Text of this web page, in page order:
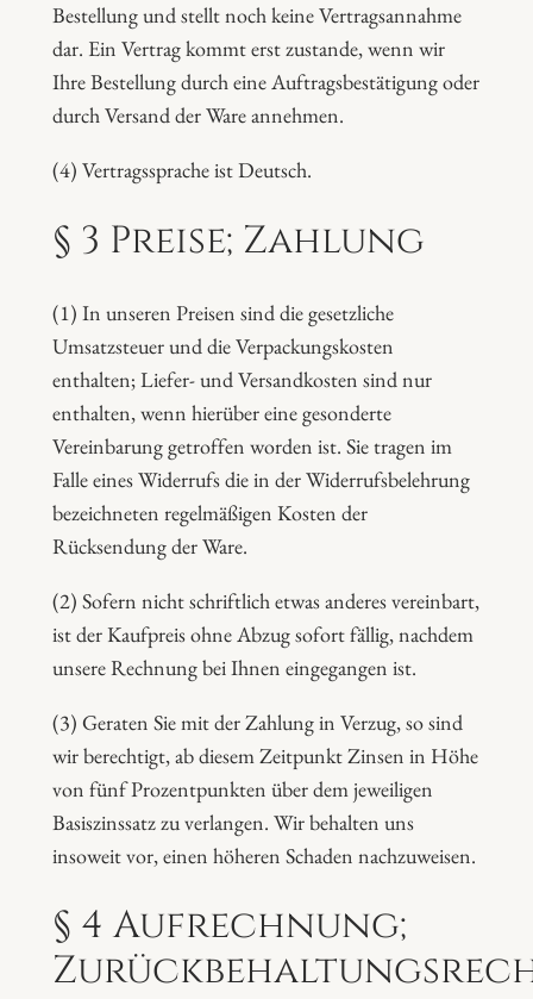
Bestellung und stellt noch keine Vertragsannahme
dar. Ein Vertrag kommt erst zustande, wenn wir
Ihre Bestellung durch eine Auftragsbestätigung oder
durch Versand der Ware annehmen.
(4) Vertragssprache ist Deutsch.
§ 3 Preise; Zahlung
(1) In unseren Preisen sind die gesetzliche
Umsatzsteuer und die Verpackungskosten
enthalten; Liefer- und Versandkosten sind nur
enthalten, wenn hierüber eine gesonderte
Vereinbarung getroffen worden ist. Sie tragen im
Falle eines Widerrufs die in der Widerrufsbelehrung
bezeichneten regelmäßigen Kosten der
Rücksendung der Ware.
(2) Sofern nicht schriftlich etwas anderes vereinbart,
ist der Kaufpreis ohne Abzug sofort fällig, nachdem
unsere Rechnung bei Ihnen eingegangen ist.
(3) Geraten Sie mit der Zahlung in Verzug, so sind
wir berechtigt, ab diesem Zeitpunkt Zinsen in Höhe
von fünf Prozentpunkten über dem jeweiligen
Basiszinssatz zu verlangen. Wir behalten uns
insoweit vor, einen höheren Schaden nachzuweisen.
§ 4 Aufrechnung;